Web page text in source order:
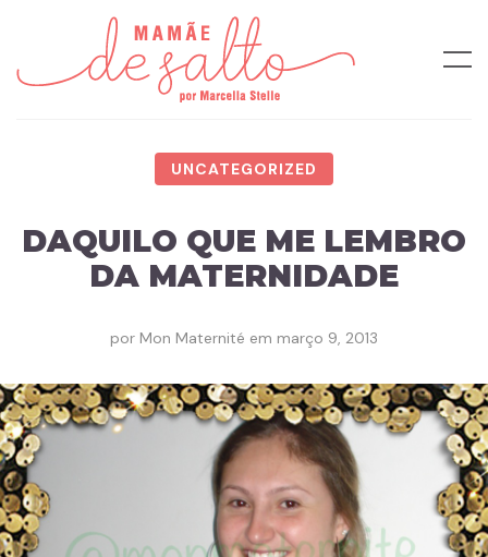
UNCATEGORIZED
DAQUILO QUE ME LEMBRO
DA MATERNIDADE
por Mon Maternité em março 9, 2013